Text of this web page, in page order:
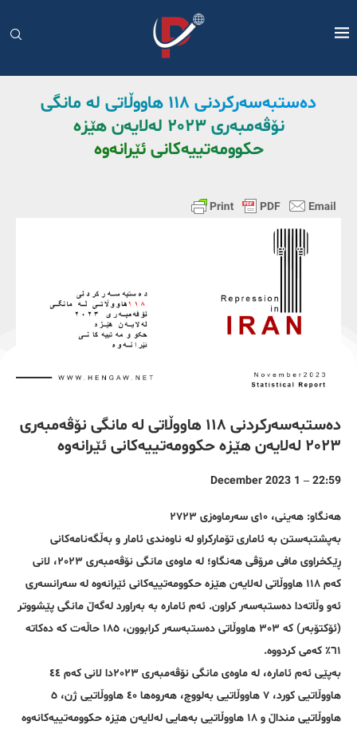
دەستبەسەرکردنی ١١٨ هاووڵاتی لە مانگی
نۆڤەمبەری ٢٠٢٣ لەلایەن هێزە
حکوومەتییەکانی ئێرانەوە
دەستبەسەرکردنی ١١٨ هاووڵاتی لە مانگی نۆڤەمبەری
٢٠٢٣ لەلایەن هێزە حکوومەتییەکانی ئێرانەوە
22:59 – 1 December 2023
هەنگاو: هەینی، ١٠ی سەرماوەزی ٢٧٢٣
بەپشتبەستن بە ئاماری تۆمارکراو لە ناوەندی ئامار و بەڵگەنامەکانی
ڕێکخراوی مافی مرۆڤی هەنگاو؛ لە ماوەی مانگی نۆڤەمبەری ٢٠٢٣، لانی
کەم ١١٨ هاووڵاتی لەلایەن هێزە حکوومەتییەکانی ئێرانەوە لە سەرانسەری
ئەو وڵاتەدا دەستبەسەر کراون. ئەم ئامارە بە بەراورد لەگەڵ مانگی پێشووتر
(ئۆکتۆبەر) کە ٣٠٣ هاووڵاتی دەستبەسەر کرابوون، ١٨٥ حاڵەت کە دەکاتە
٦١٪ کەمی کردووە.
بەپێی ئەم ئامارە، لە ماوەی مانگی نۆڤەمبەری ٢٠٢٣دا لانی کەم ٤٤
هاووڵاتیی کورد، ٧ هاووڵاتیی بەلووچ، هەروەها ٤٠ هاووڵاتیی ژن، ٥
هاووڵاتیی منداڵ و ١٨ هاووڵاتیی بەهایی لەلایەن هێزە حکوومەتییەکانەوە